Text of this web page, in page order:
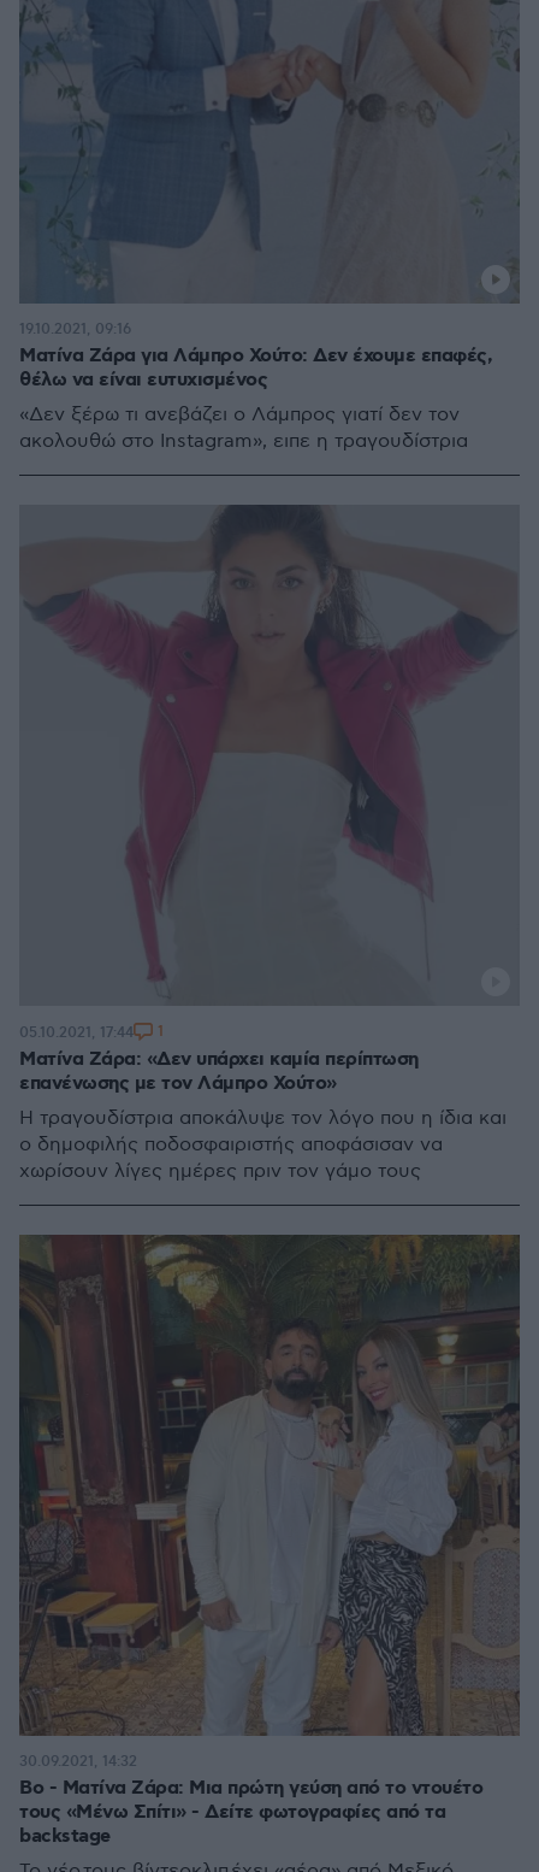
Ματίνα Ζάρα για Λάμπρο Χούτο: Δεν έχουμε επαφές,
θέλω να είναι ευτυχισμένος
«Δεν ξέρω τι ανεβάζει ο Λάμπρος γιατί δεν τον
ακολουθώ στο Instagram», ειπε η τραγουδίστρια
19.10.2021, 09:16
Ματίνα Ζάρα: «Δεν υπάρχει καμία περίπτωση
επανένωσης με τον Λάμπρο Χούτο»
Η τραγουδίστρια αποκάλυψε τον λόγο που η ίδια και
ο δημοφιλής ποδοσφαιριστής αποφάσισαν να
χωρίσουν λίγες ημέρες πριν τον γάμο τους
05.10.2021, 17:44 1
Βο - Ματίνα Ζάρα: Μια πρώτη γεύση από το ντουέτο
τους «Μένω Σπίτι» - Δείτε φωτογραφίες από τα
backstage
30.09.2021, 14:32